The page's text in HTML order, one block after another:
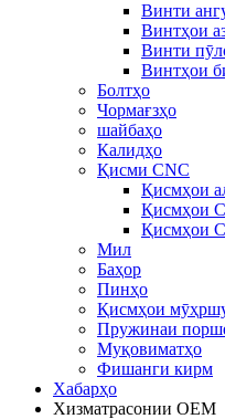
Винти
Винтҳои
Винти
Винтҳои
Болтҳо
Чормағзҳо
шайбаҳо
Калидҳо
Қисми CNC
Қисмҳои
Қисмҳои
Қисмҳои
Мил
Баҳор
Пинҳо
Қисмҳои
Пружинаи
Муқовиматҳо
Фишанги кирм
Хабарҳо
Хизматрасонии OEM